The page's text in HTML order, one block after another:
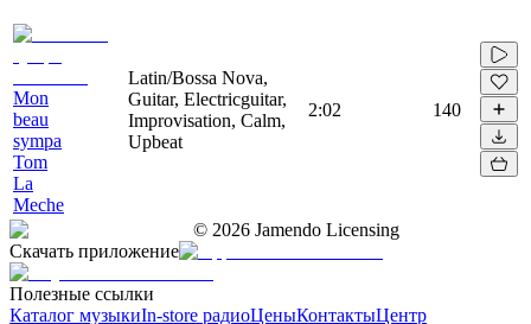
Mon
beau
sympa
Tom
La
Meche
Latin/Bossa Nova,
Guitar, Electricguitar,
Improvisation, Calm,
Upbeat
2:02 140
© 2026 Jamendo Licensing
Скачать приложение
Полезные ссылки
Каталог музыкиIn-store радиоЦеныКонтактыЦентр